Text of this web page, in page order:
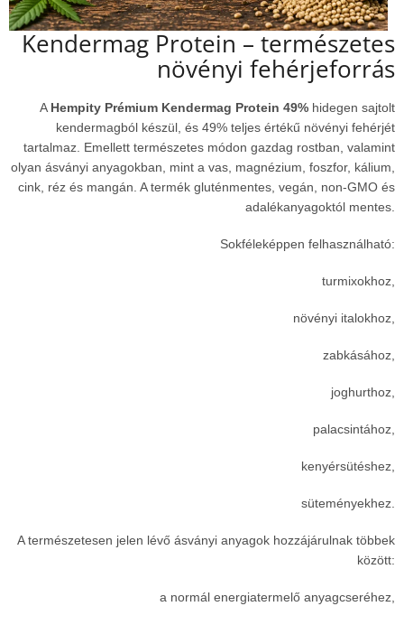
Kendermag Protein – természetes
növényi fehérjeforrás
A Hempity Prémium Kendermag Protein 49% hidegen sajtolt
kendermagból készül, és 49% teljes értékű növényi fehérjét
tartalmaz. Emellett természetes módon gazdag rostban, valamint
olyan ásványi anyagokban, mint a vas, magnézium, foszfor, kálium,
cink, réz és mangán. A termék gluténmentes, vegán, non-GMO és
adalékanyagoktól mentes.
Sokféleképpen felhasználható:
turmixokhoz,
növényi italokhoz,
zabkásához,
joghurthoz,
palacsintához,
kenyérsütéshez,
süteményekhez.
A természetesen jelen lévő ásványi anyagok hozzájárulnak többek
között:
a normál energiatermelő anyagcseréhez,